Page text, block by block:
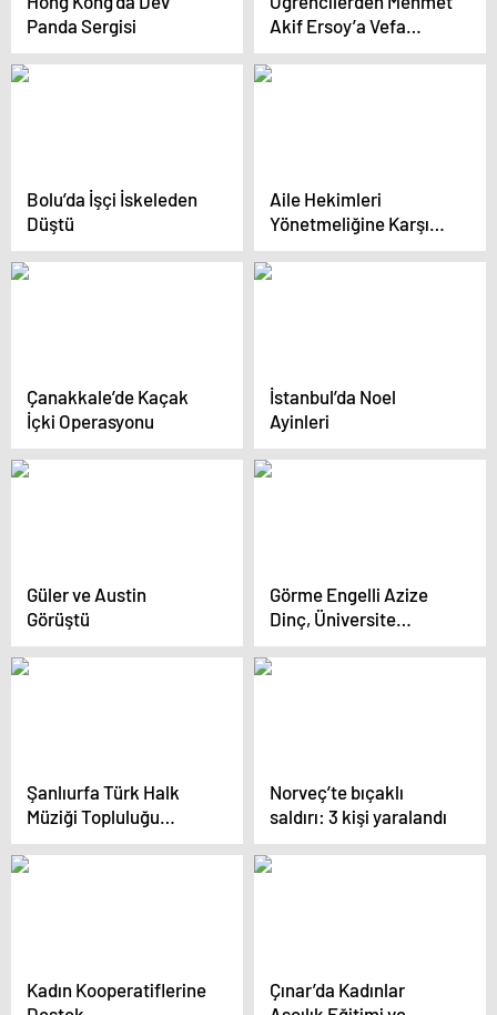
Panda Sergisi
Akif Ersoy’a Vefa
Ziyareti
Bolu’da İşçi İskeleden
Düştü
Aile Hekimleri
Yönetmeliğine Karşı
Eylem
Çanakkale’de Kaçak
İçki Operasyonu
İstanbul’da Noel
Ayinleri
Güler ve Austin
Görüştü
Görme Engelli Azize
Dinç, Üniversite
Hayalini Gerçekleştirdi
Şanlıurfa Türk Halk
Müziği Topluluğu
Kilis’te Konser Verdi
Norveç’te bıçaklı
saldırı: 3 kişi yaralandı
Kadın Kooperatiflerine
Çınar’da Kadınlar